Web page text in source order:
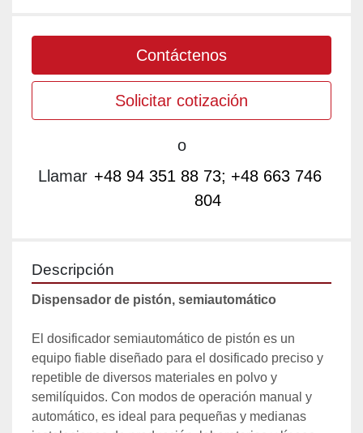
Contáctenos
Solicitar cotización
o
Llamar +48 94 351 88 73; +48 663 746
804
Descripción
Dispensador de pistón, semiautomático
El dosificador semiautomático de pistón es un
equipo fiable diseñado para el dosificado preciso y
repetible de diversos materiales en polvo y
semilíquidos. Con modos de operación manual y
automático, es ideal para pequeñas y medianas